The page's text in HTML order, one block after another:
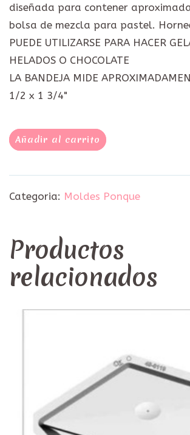
diseñada para contener
bolsa de mezcla para pastel.
PUEDE UTILIZARSE PARA HACER
HELADOS O CHOCOLATE
LA BANDEJA MIDE
1/2 x 1 3/4"
Añadir al carrito
Categoria: Moldes Ponque
Productos
relacionados